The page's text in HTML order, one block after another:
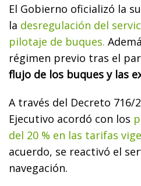
El Gobierno oficializó la
la desregulación del
pilotaje de buques.
régimen previo tras el
flujo de los buques y las
A través del Decreto 716/
Ejecutivo acordó con los
del 20 % en las tarifas
acuerdo, se reactivó el
navegación.